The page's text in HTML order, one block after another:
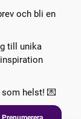
och bli en
till unika
helst! 💌